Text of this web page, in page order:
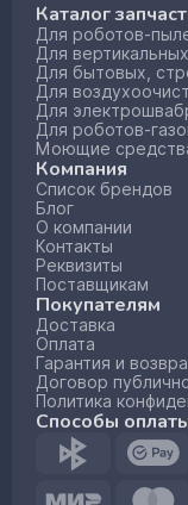
Каталог
Для роботов-
Для
Для бытовых,
Для
Для
Для роботов-
Моющие
Компания
Список брендов
Блог
О компании
Контакты
Реквизиты
Поставщикам
Покупателям
Доставка
Оплата
Гарантия и
Договор
Политика
Способы